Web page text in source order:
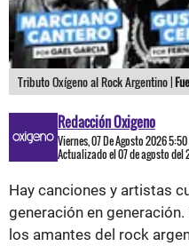
Tributo Oxígeno al Rock Argentino |
Redacción Oxigeno
Viernes, 07 De Agosto 2026 5:50
Actualizado el 07 de agosto del
Hay canciones y artistas
generación en generación.
los amantes del rock